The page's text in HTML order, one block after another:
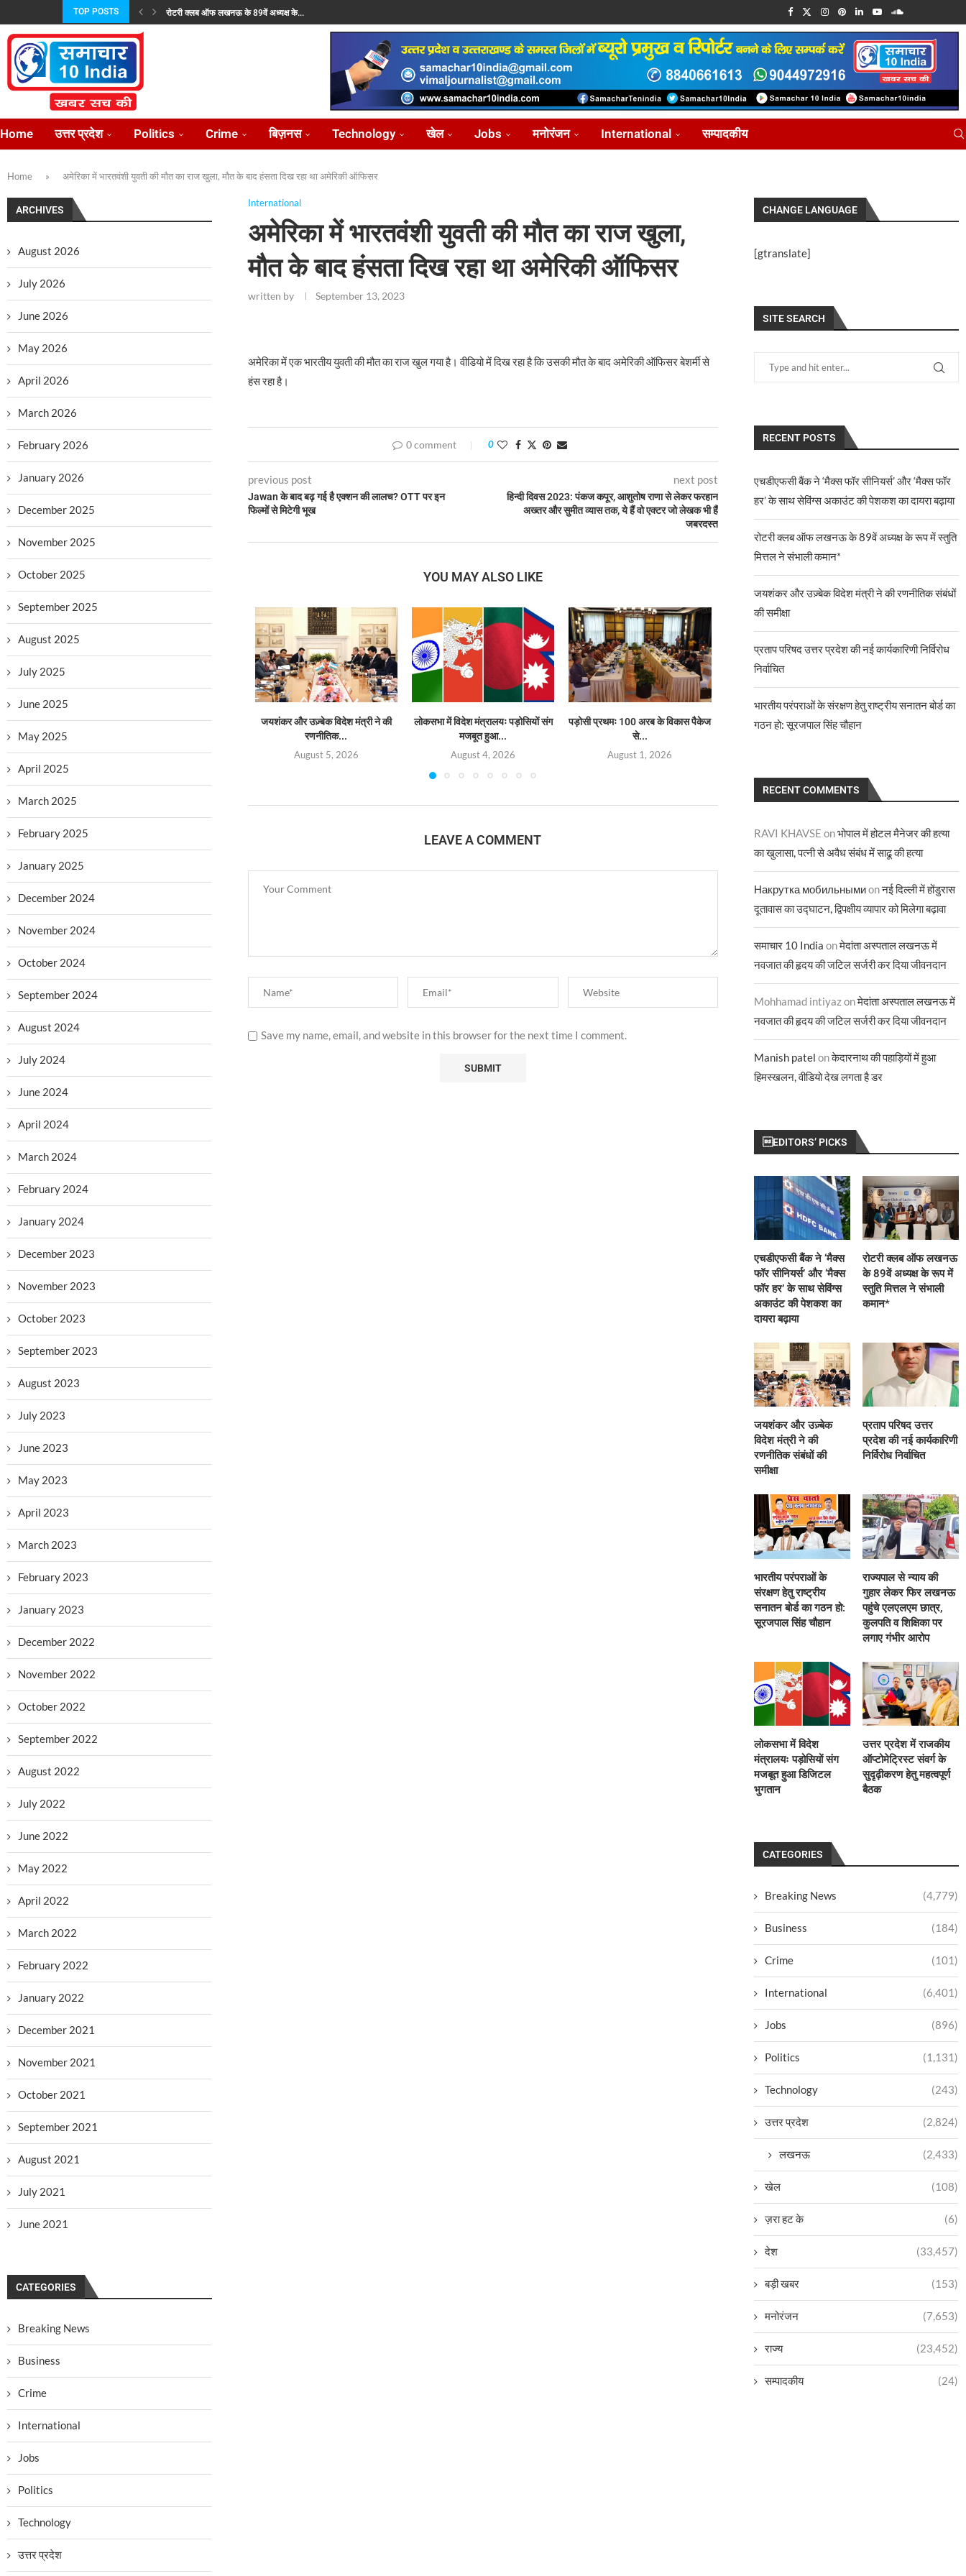
TOP POSTS रोटरी क्लब ऑफ लखनऊ के 89वें अध्यक्ष के...
Home उत्तर प्रदेश Politics Crime बिज़नस Technology खेल Jobs मनोरंजन International सम्पादकीय
Home » अमेरिका में भारतवंशी युवती की मौत का राज खुला, मौत के बाद हंसता दिख रहा था अमेरिकी ऑफिसर
International
अमेरिका में भारतवंशी युवती की मौत का राज खुला,
मौत के बाद हंसता दिख रहा था अमेरिकी ऑफिसर
written by September 13, 2023
अमेरिका में एक भारतीय युवती की मौत का राज खुल गया है। वीडियो में दिख रहा है कि उसकी मौत के बाद अमेरिकी ऑफिसर बेशर्मी से
हंस रहा है।
0 comment 0
previous post
Jawan के बाद बढ़ गई है एक्शन की लालच? OTT पर इन
फिल्मों से मिटेगी भूख
next post
हिन्दी दिवस 2023: पंकज कपूर, आशुतोष राणा से लेकर फरहान
अख्तर और सुमीत व्यास तक, ये हैं वो एक्टर जो लेखक भी हैं
जबरदस्त
YOU MAY ALSO LIKE
जयशंकर और उज़्बेक विदेश मंत्री ने की
रणनीतिक...
August 5, 2026
लोकसभा में विदेश मंत्रालयः पड़ोसियों संग
मजबूत हुआ...
August 4, 2026
पड़ोसी प्रथमः 100 अरब के विकास पैकेज
से...
August 1, 2026
क्रिटिकल मिनरल्स चेन मजबूत करने में
LEAVE A COMMENT
Save my name, email, and website in this browser for the next time I comment.
CHANGE LANGUAGE
[gtranslate]
SITE SEARCH
RECENT POSTS
एचडीएफसी बैंक ने ‘मैक्स फॉर सीनियर्स’ और ‘मैक्स फॉर
हर’ के साथ सेविंग्स अकाउंट की पेशकश का दायरा बढ़ाया
रोटरी क्लब ऑफ लखनऊ के 89वें अध्यक्ष के रूप में स्तुति
मित्तल ने संभाली कमान*
जयशंकर और उज़्बेक विदेश मंत्री ने की रणनीतिक संबंधों
की समीक्षा
प्रताप परिषद उत्तर प्रदेश की नई कार्यकारिणी निर्विरोध
निर्वाचित
भारतीय परंपराओं के संरक्षण हेतु राष्ट्रीय सनातन बोर्ड का
गठन हो: सूरजपाल सिंह चौहान
RECENT COMMENTS
RAVI KHAVSE onभोपाल में होटल मैनेजर की हत्या
का खुलासा, पत्नी से अवैध संबंध में साढू की हत्या
Накрутка мобильнымиonनई दिल्ली में होंडुरास
दूतावास का उद्घाटन, द्विपक्षीय व्यापार को मिलेगा बढ़ावा
समाचार 10 India onमेदांता अस्पताल लखनऊ में
नवजात की हृदय की जटिल सर्जरी कर दिया जीवनदान
Mohhamad intiyazonमेदांता अस्पताल लखनऊ में
नवजात की हृदय की जटिल सर्जरी कर दिया जीवनदान
Manish patel onकेदारनाथ की पहाड़ियों में हुआ
हिमस्खलन, वीडियो देख लगता है डर
EDITORS’ PICKS
एचडीएफसी बैंक ने ‘मैक्स
फॉर सीनियर्स’ और ‘मैक्स
फॉर हर’ के साथ सेविंग्स
अकाउंट की पेशकश का
दायरा बढ़ाया
रोटरी क्लब ऑफ लखनऊ
के 89वें अध्यक्ष के रूप में
स्तुति मित्तल ने संभाली
कमान*
जयशंकर और उज़्बेक
विदेश मंत्री ने की
रणनीतिक संबंधों की
समीक्षा
प्रताप परिषद उत्तर
प्रदेश की नई कार्यकारिणी
निर्विरोध निर्वाचित
भारतीय परंपराओं के
संरक्षण हेतु राष्ट्रीय
सनातन बोर्ड का गठन हो:
सूरजपाल सिंह चौहान
राज्यपाल से न्याय की
गुहार लेकर फिर लखनऊ
पहुंचे एलएलएम छात्र,
कुलपति व शिक्षिका पर
लगाए गंभीर आरोप
लोकसभा में विदेश
मंत्रालयः पड़ोसियों संग
मजबूत हुआ डिजिटल
भुगतान
उत्तर प्रदेश में राजकीय
ऑप्टोमेट्रिस्ट संवर्ग के
सुदृढ़ीकरण हेतु महत्वपूर्ण
बैठक
CATEGORIES
Breaking News (4,779)
Business (184)
Crime (101)
International (6,401)
Jobs (896)
Politics (1,131)
Technology (243)
उत्तर प्रदेश (2,824)
लखनऊ (2,433)
खेल (108)
ज़रा हट के (6)
देश (33,457)
बड़ी खबर (153)
मनोरंजन (7,653)
राज्य (23,452)
सम्पादकीय (24)
ARCHIVES
August 2026
July 2026
June 2026
May 2026
April 2026
March 2026
February 2026
January 2026
December 2025
November 2025
October 2025
September 2025
August 2025
July 2025
June 2025
May 2025
April 2025
March 2025
February 2025
January 2025
December 2024
November 2024
October 2024
September 2024
August 2024
July 2024
June 2024
April 2024
March 2024
February 2024
January 2024
December 2023
November 2023
October 2023
September 2023
August 2023
July 2023
June 2023
May 2023
April 2023
March 2023
February 2023
January 2023
December 2022
November 2022
October 2022
September 2022
August 2022
July 2022
June 2022
May 2022
April 2022
March 2022
February 2022
January 2022
December 2021
November 2021
October 2021
September 2021
August 2021
July 2021
June 2021
CATEGORIES
Breaking News
Business
Crime
International
Jobs
Politics
Technology
उत्तर प्रदेश